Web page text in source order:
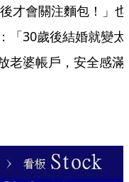
才會關注麵包！」也
「30歲後結婚就變太
老婆帳戶，安全感滿